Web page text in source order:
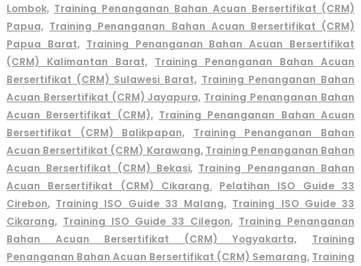
Lombok, Training Penanganan Bahan Acuan Bersertifikat (CRM)
Papua, Training Penanganan Bahan Acuan Bersertifikat (CRM)
Papua Barat, Training Penanganan Bahan Acuan Bersertifikat
(CRM) Kalimantan Barat, Training Penanganan Bahan Acuan
Bersertifikat (CRM) Sulawesi Barat, Training Penanganan Bahan
Acuan Bersertifikat (CRM) Jayapura, Training Penanganan Bahan
Acuan Bersertifikat (CRM), Training Penanganan Bahan Acuan
Bersertifikat (CRM) Balikpapan,
Training Penanganan Bahan
Acuan Bersertifikat (CRM) Karawang, Training Penanganan Bahan
Acuan Bersertifikat (CRM) Bekasi, Training Penanganan Bahan
Acuan Bersertifikat (CRM) Cikarang. Pelatihan ISO Guide 33
Cirebon, Training ISO Guide 33 Malang, Training ISO Guide 33
Cikarang, Training ISO Guide 33 Cilegon, Training Penanganan
Bahan Acuan Bersertifikat (CRM) Yogyakarta,
Training
Penanganan Bahan Acuan Bersertifikat (CRM) Semarang, Training